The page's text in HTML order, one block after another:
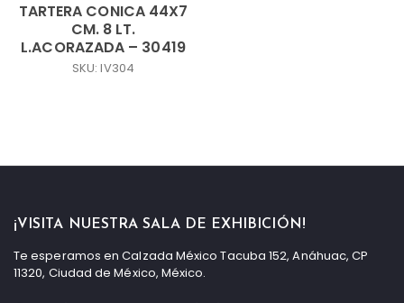
TARTERA CONICA 44X7
CM. 8 LT.
L.ACORAZADA – 30419
SKU: IV304
¡VISITA NUESTRA SALA DE EXHIBICIÓN!
Te esperamos en Calzada México Tacuba 152, Anáhuac, CP
11320, Ciudad de México, México.